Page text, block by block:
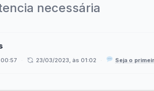
necessária
· 23/03/2023, às 01:02 · Seja o